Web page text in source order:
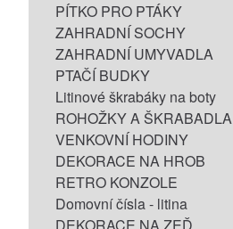
PÍTKO PRO PTÁKY
ZAHRADNÍ SOCHY
ZAHRADNÍ UMYVADLA
PTAČÍ BUDKY
Litinové škrabáky na boty
ROHOŽKY A ŠKRABADLA
VENKOVNÍ HODINY
DEKORACE NA HROB
RETRO KONZOLE
Domovní čísla - litina